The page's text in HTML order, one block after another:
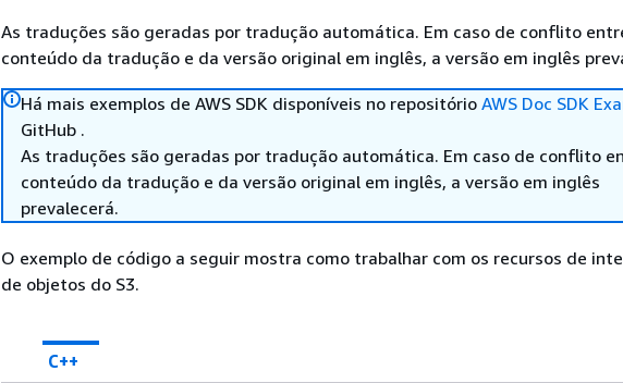
As traduções são geradas por tradução automática. Em caso de conflito
conteúdo da tradução e da versão original em inglês, a versão em inglês
Há mais exemplos de AWS SDK disponíveis no repositório AWS Doc SDK
GitHub .
As traduções são geradas por tradução automática. Em caso de conflito
conteúdo da tradução e da versão original em inglês, a versão em inglês
prevalecerá.
O exemplo de código a seguir mostra como trabalhar com os recursos de
de objetos do S3.
C++